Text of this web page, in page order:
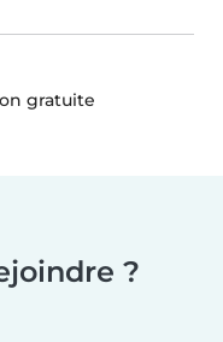
gratuite
?